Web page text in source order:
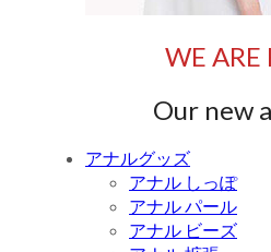
WE ARE
Our new
アナルグッズ
アナル しっぽ
アナル パール
アナル ビーズ